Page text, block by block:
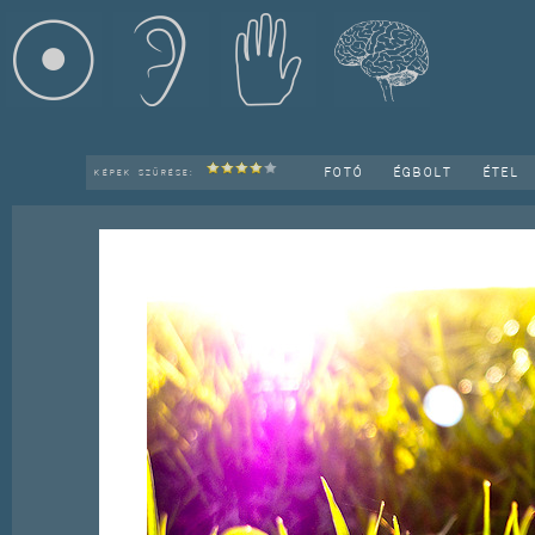
KÉPEK SZŰRÉSE: FOTÓ ÉGBOLT ÉTEL